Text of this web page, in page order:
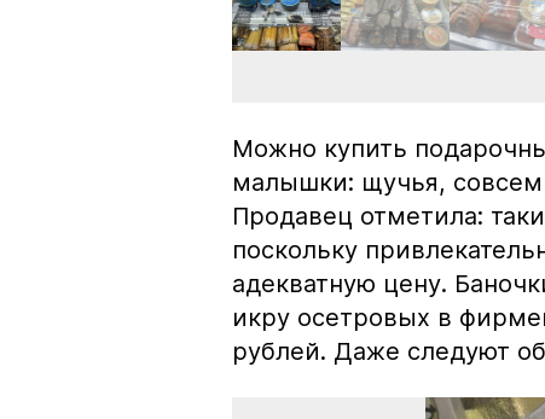
Можно купить
малышки: щучья, совсем
Продавец отметила:
поскольку
адекватную цену.
икру осетровых в
рублей. Даже следуют